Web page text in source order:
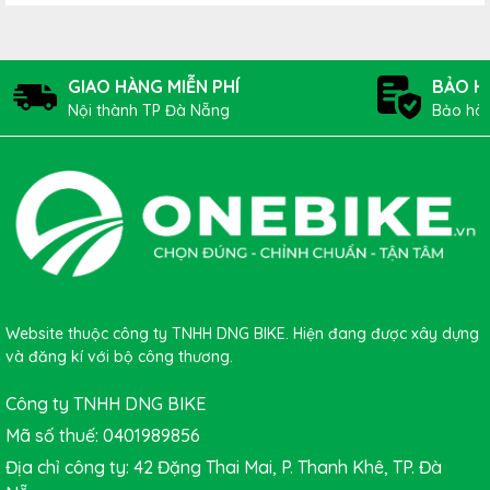
Vành Nhôm Bền Nhẹ – Lốp
Không Săm Hiện Đại
Vành xe làm từ hợp kim nhôm
cao, giúp tăng tốc nhanh hơn. Kết hợp cùng lốp không săm
công nghệ tubeless , xe có khả năng bám đường vượt trội
GIAO HÀNG MIỄN PHÍ
Nội thành TP Đà Nẵng
BẢO
Bảo
Website thuộc công ty TNHH DNG BIKE. Hiện đang được xây dựng
và đăng kí với bộ công thương.
Công ty TNHH DNG BIKE
Mã số thuế: 0401989856
Địa chỉ công ty: 42 Đặng Thai Mai, P. Thanh Khê, TP. Đà